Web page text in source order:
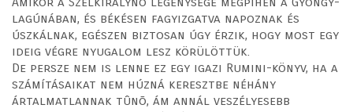
lagúnában, és békésen fagyizgatva napoznak és
úszkálnak, egészen biztosan úgy érzik, hogy most egy
ideig végre nyugalom lesz körülöttük.
De persze nem is lenne ez egy igazi Rumini-könyv, ha a
számításaikat nem húzná keresztbe néhány
ártalmatlannak tûnõ, ám annál veszélyesebb